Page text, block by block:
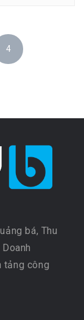
4
bá, Thu
tảng công